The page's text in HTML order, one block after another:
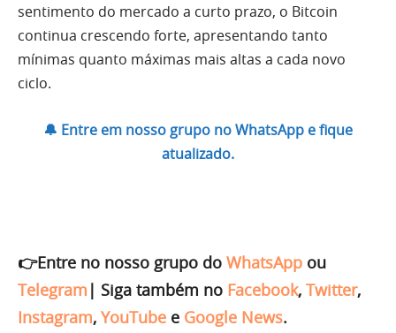
sentimento do mercado a curto prazo, o Bitcoin
continua crescendo forte, apresentando tanto
mínimas quanto máximas mais altas a cada novo
ciclo.
🔔 Entre em nosso grupo no WhatsApp e fique
atualizado.
👉Entre no nosso grupo do WhatsApp ou
Telegram | Siga também no Facebook, Twitter,
Instagram, YouTube e Google News.